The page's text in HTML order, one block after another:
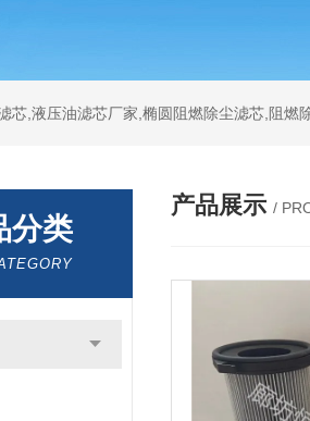
芯,液压油滤芯厂家,椭圆阻燃除尘滤芯,阻燃
分类
产品展示 /